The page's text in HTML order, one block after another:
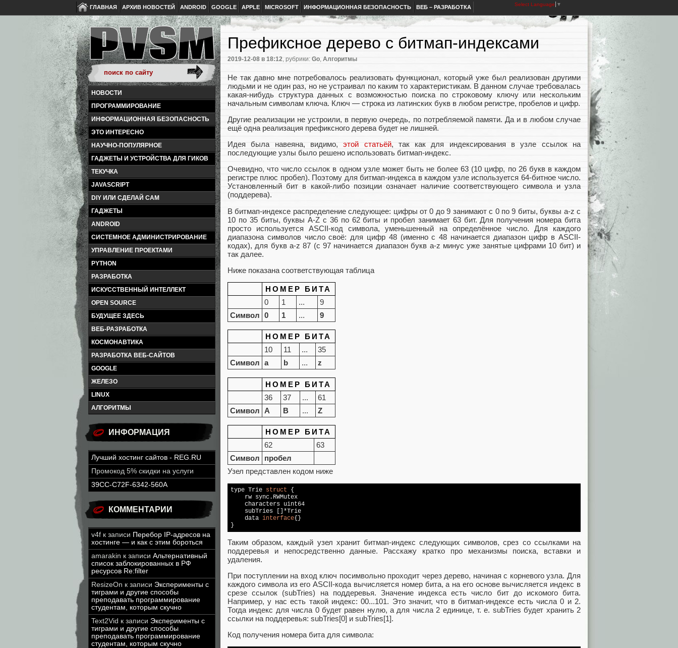
ГЛАВНАЯ АРХИВ НОВОСТЕЙ ANDROID GOOGLE APPLE MICROSOFT ИНФОРМАЦИОННАЯ БЕЗОПАСНОСТЬ ВЕБ – РАЗРАБОТКА Select Language ▼
НОВОСТИ
ПРОГРАММИРОВАНИЕ
ИНФОРМАЦИОННАЯ БЕЗОПАСНОСТЬ
ЭТО ИНТЕРЕСНО
НАУЧНО-ПОПУЛЯРНОЕ
ГАДЖЕТЫ И УСТРОЙСТВА ДЛЯ ГИКОВ
ТЕКУЧКА
JAVASCRIPT
DIY ИЛИ СДЕЛАЙ САМ
ГАДЖЕТЫ
ANDROID
СИСТЕМНОЕ АДМИНИСТРИРОВАНИЕ
УПРАВЛЕНИЕ ПРОЕКТАМИ
PYTHON
РАЗРАБОТКА
ИСКУССТВЕННЫЙ ИНТЕЛЛЕКТ
OPEN SOURCE
БУДУЩЕЕ ЗДЕСЬ
ВЕБ-РАЗРАБОТКА
КОСМОНАВТИКА
РАЗРАБОТКА ВЕБ-САЙТОВ
GOOGLE
ЖЕЛЕЗО
LINUX
АЛГОРИТМЫ
ИНФОРМАЦИЯ
Лучший хостинг сайтов - REG.RU
Промокод 5% скидки на услуги
39CC-C72F-6342-560A
КОММЕНТАРИИ
v4f к записи Перебор IP-адресов на
хостинге — и как с этим бороться
amarakin к записи Альтернативный
список заблокированных в РФ
ресурсов Re:filter
ResizeOn к записи Эксперименты с
тиграми и другие способы
преподавать программирование
студентам, которым скучно
Text2Vid к записи Эксперименты с
тиграми и другие способы
преподавать программирование
студентам, которым скучно
Префиксное дерево с битмап-индексами
2019-12-08 в 18:12, рубрики: Go, Алгоритмы
Не так давно мне потребовалось реализовать функционал, который уже был реализован другими
людьми и не один раз, но не устраивал по каким то характеристикам. В данном случае требовалась
какая-нибудь структура данных с возможностью поиска по строковому ключу или нескольким
начальным символам ключа. Ключ — строка из латинских букв в любом регистре, пробелов и цифр.
Другие реализации не устроили, в первую очередь, по потребляемой памяти. Да и в любом случае
ещё одна реализация префиксного дерева будет не лишней.
Идея была навеяна, видимо,этой статьёй, так как для индексирования в узле ссылок на
последующие узлы было решено использовать битмап-индекс.
Очевидно, что число ссылок в одном узле может быть не более 63 (10 цифр, по 26 букв в каждом
регистре плюс пробел). Поэтому для битмап-индекса в каждом узле используется 64-битное число.
Установленный бит в какой-либо позиции означает наличие соответствующего символа и узла
(поддерева).
В битмап-индексе распределение следующее: цифры от 0 до 9 занимают с 0 по 9 биты, буквы a-z с
10 по 35 биты, буквы A-Z с 36 по 62 биты и пробел занимает 63 бит. Для получения номера бита
просто используется ASCII-код символа, уменьшенный на определённое число. Для каждого
диапазона символов число своё: для цифр 48 (именно с 48 начинается диапазон цифр в ASCII-
кодах), для букв a-z 87 (с 97 начинается диапазон букв a-z минус уже занятые цифрами 10 бит) и
так далее.
Ниже показана соответствующая таблица
НОМЕР БИТА
0
1 ...
9
Символ 0 1 ... 9
НОМЕР БИТА
10
11 ...
35
Символ a b ... z
НОМЕР БИТА
36
37 ...
61
Символ A B ... Z
НОМЕР БИТА
62
63
Символ
пробел
Узел представлен кодом ниже
type Trie struct {
    rw sync.RWMutex
    characters uint64
    subTries []*Trie
    data
interface{}
}
Таким образом, каждый узел хранит битмап-индекс следующих символов, срез со ссылками на
поддеревья и непосредственно данные. Расскажу кратко про механизмы поиска, вставки и
удаления.
При поступлении на вход ключ посимвольно проходит через дерево, начиная с корневого узла. Для
каждого символа из его ASCII-кода вычисляется номер бита, а на его основе вычисляется индекс в
срезе ссылок (subTries) на поддеревья. Значение индекса есть число бит до искомого бита.
Например, у нас есть такой индекс: 00...101. Это значит, что в битмап-индексе есть числа 0 и 2.
Тогда индекс для числа 0 будет равен нулю, а для числа 2 единице, т. е. subTries будет хранить 2
ссылки на поддеревья: subTries[0] и subTries[1].
Код получения номера бита для символа: